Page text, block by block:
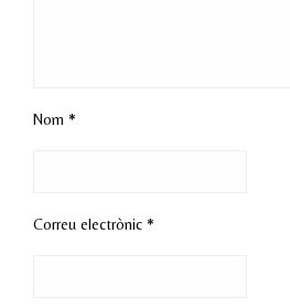
Nom *
Correu electrònic *